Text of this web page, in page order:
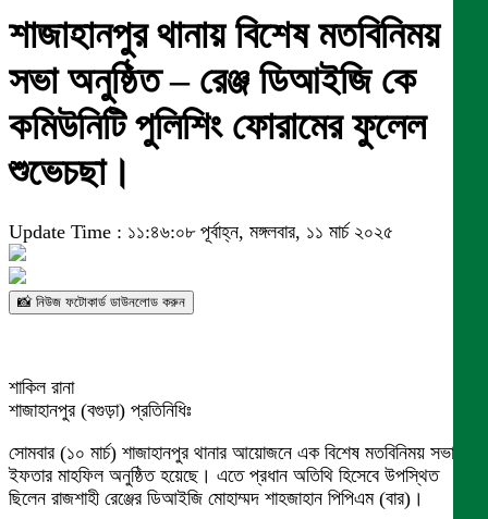
শাজাহানপুর থানায় বিশেষ মতবিনিময়
সভা অনুষ্ঠিত – রেঞ্জ ডিআইজি কে
কমিউনিটি পুলিশিং ফোরামের ফুলেল
শুভেচছা।
Update Time : ১১:৪৬:০৮ পূর্বাহ্ন, মঙ্গলবার, ১১ মার্চ ২০২৫
📸 নিউজ ফটোকার্ড ডাউনলোড করুন
শাকিল রানা
শাজাহানপুর (বগুড়া) প্রতিনিধিঃ
সোমবার (১০ মার্চ) শাজাহানপুর থানার আয়োজনে এক বিশেষ মতবিনিময় সভা ও
ইফতার মাহফিল অনুষ্ঠিত হয়েছে। এতে প্রধান অতিথি হিসেবে উপস্থিত
ছিলেন রাজশাহী রেঞ্জের ডিআইজি মোহাম্মদ শাহজাহান পিপিএম (বার)।